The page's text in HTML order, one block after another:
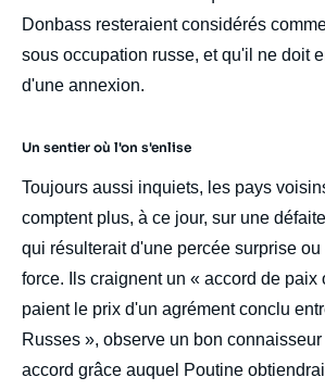
Donbass resteraient considérés
sous occupation russe, et qu'il ne doit
d'une annexion.
Un sentier où l'on s'enlise
Toujours aussi inquiets, les pays
comptent plus, à ce jour, sur une
qui résulterait d'une percée surprise
force. Ils craignent un « accord de
paient le prix d'un agrément conclu
Russes », observe un bon
accord grâce auquel Poutine